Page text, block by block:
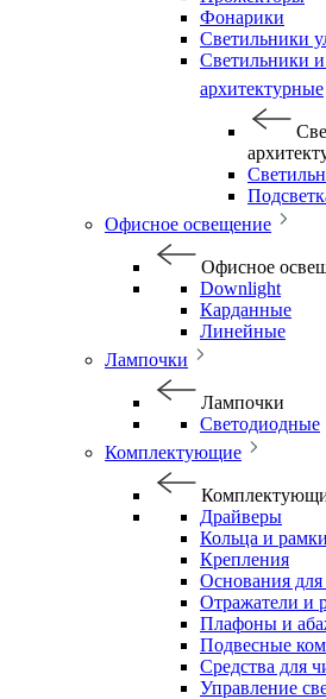
Фонарики
Светильники
Светильники
архитектурные
Офисное освещение
Офисное
Downlight
Карданные
Линейные
Лампочки
Лампочки
Светодиодные
Комплектующие
Драйверы
Кольца и рамки
Крепления
Основания для
Отражатели и
Плафоны и
Подвесные
Средства для
Управление